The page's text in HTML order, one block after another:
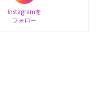
Instagramを
フォロー